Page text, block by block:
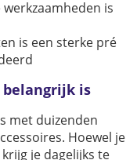
is
is een sterke pré
is
met duizenden
Hoewel je
je dagelijks te